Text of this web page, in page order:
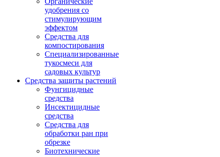
удобрения со
стимулирующим
эффектом
Средства для
компостирования
Специализированные
тукосмеси для
садовых культур
Средства защиты растений
Фунгицидные
средства
Инсектицидные
средства
Средства для
обработки ран при
обрезке
Биотехнические